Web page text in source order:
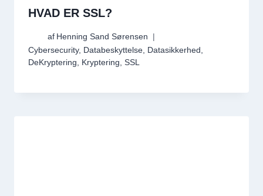
HVAD ER SSL?
af Henning Sand Sørensen
Cybersecurity, Databeskyttelse, Datasikkerhed ,
DeKryptering, Kryptering, SSL